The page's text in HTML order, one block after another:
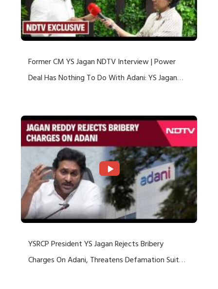
Former CM YS Jagan NDTV Interview | Power
Deal Has Nothing To Do With Adani: YS Jagan
YSRCP President YS Jagan Rejects Bribery
Charges On Adani, Threatens Defamation Suit